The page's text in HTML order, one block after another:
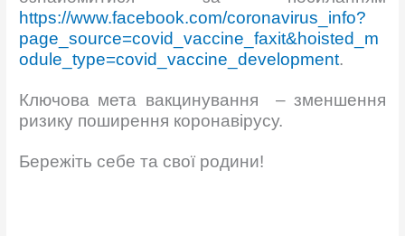
https://www.facebook.com/coronavirus_info?
page_source=covid_vaccine_faxit&hoisted_m
odule_type=covid_vaccine_development.
Ключова мета вакцинування – зменшення
ризику поширення коронавірусу.
Бережіть себе та свої родини!